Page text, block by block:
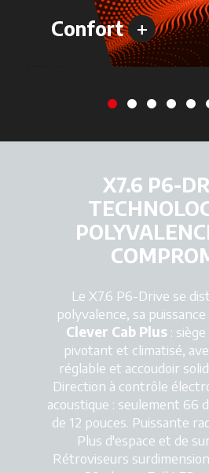
Confort +
X7.6 P6-
Le X7.6 P6-Drive se
polyvalence, sa
Clever Cab Plus :
pivotant et climatisé,
réglable et accoudoir
Direction à contrôle
acoustique : seulement 66
de 12 pouces. Puissante
Plus d'espace et de
Rétroviseurs